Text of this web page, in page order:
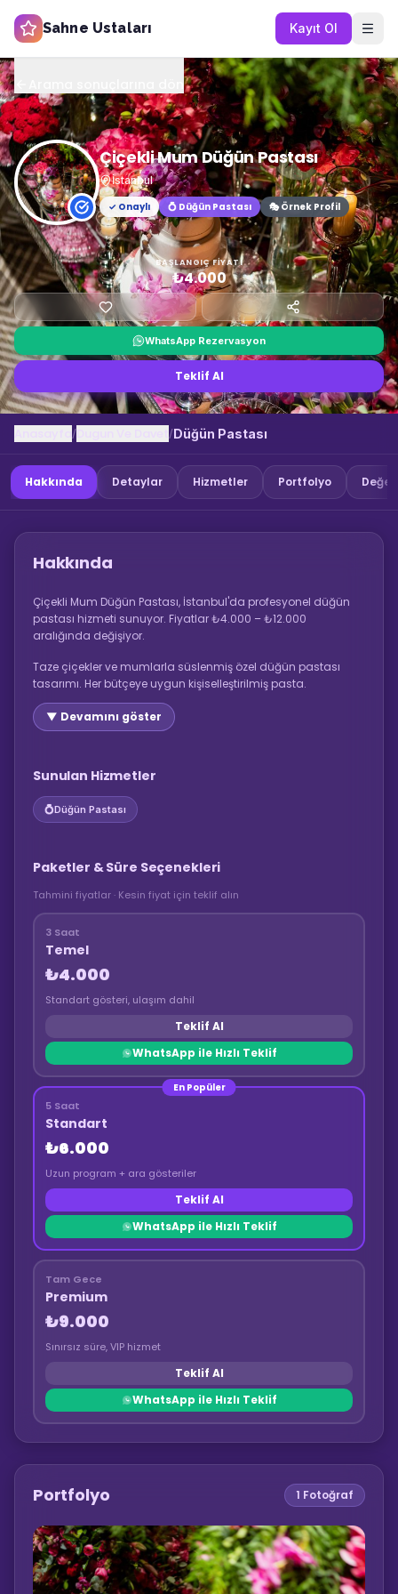
Sahne Ustaları Kayıt Ol
Çiçekli Mum Düğün Pastası
İstanbul
✓ Onaylı
💍 Düğün Pastası 🎭 Örnek Profil
BAŞLANGIÇ FIYATI
₺4.000
WhatsApp Rezervasyon
Teklif Al
/ /Düğün Pastası
Hakkında Detaylar Hizmetler Portfolyo
Hakkında
Çiçekli Mum Düğün Pastası, İstanbul'da profesyonel düğün
pastası hizmeti sunuyor. Fiyatlar ₺4.000 – ₺12.000
aralığında değişiyor.
Taze çiçekler ve mumlarla süslenmiş özel düğün pastası
tasarımı. Her bütçeye uygun kişiselleştirilmiş pasta.
▼ Devamını göster
Sunulan Hizmetler
💍Düğün Pastası
Paketler & Süre Seçenekleri
Tahmini fiyatlar · Kesin fiyat için teklif alın
3 Saat
Temel
₺4.000
Standart gösteri, ulaşım dahil
Teklif Al
WhatsApp ile Hızlı Teklif
En Popüler
5 Saat
Standart
₺6.000
Uzun program + ara gösteriler
Teklif Al
WhatsApp ile Hızlı Teklif
Tam Gece
Premium
₺9.000
Sınırsız süre, VIP hizmet
Teklif Al
WhatsApp ile Hızlı Teklif
Portfolyo 1 Fotoğraf